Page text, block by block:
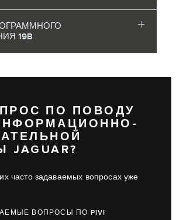
19B
ПО ПОВОДУ
часто задаваемых вопросах уже
ВОПРОСЫ ПО PIVI